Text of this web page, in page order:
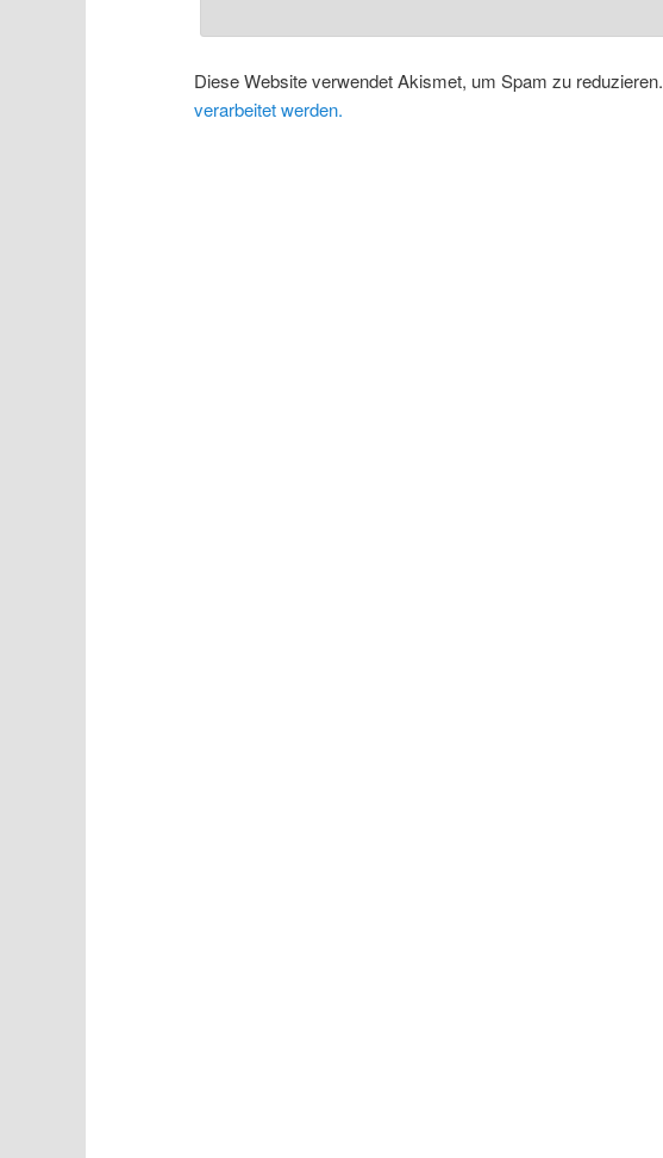
Diese Website verwendet Akismet, um Spam zu reduzieren.
verarbeitet werden.